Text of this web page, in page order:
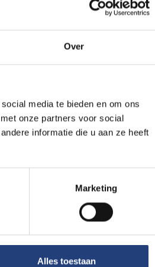
Over
media te bieden en om ons
onze partners voor social
informatie die u aan ze heeft
Marketing
Alles toestaan